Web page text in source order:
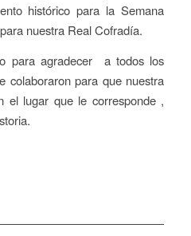
histórico para la Semana
nuestra Real Cofradía.
para agradecer a todos los
colaboraron para que nuestra
el lugar que le corresponde ,